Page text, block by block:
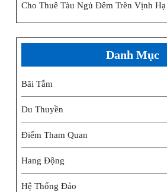
Cho Thuê Tàu Ngủ Đêm Trên Vịnh
Danh Mục
Bãi Tắm
Du Thuyền
Điểm Tham Quan
Hang Động
Hệ Thống Đảo